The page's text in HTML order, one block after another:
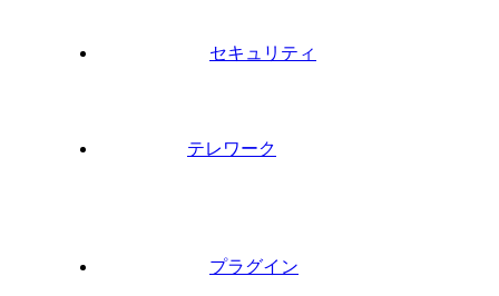
セキュリティ
テレワーク
プラグイン